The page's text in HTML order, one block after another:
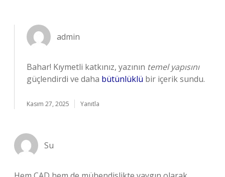
admin
Bahar! Kıymetli katkınız, yazının temel yapısını
güçlendirdi ve daha bütünlüklü bir içerik sundu.
Kasım 27, 2025 Yanıtla
Su